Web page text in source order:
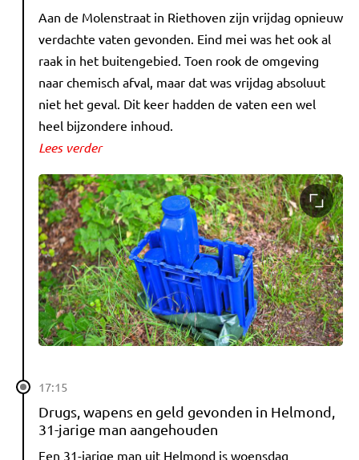
Aan de Molenstraat in Riethoven zijn vrijdag opnieuw
verdachte vaten gevonden. Eind mei was het ook al
raak in het buitengebied. Toen rook de omgeving
naar chemisch afval, maar dat was vrijdag absoluut
niet het geval. Dit keer hadden de vaten een wel
heel bijzondere inhoud.
Lees verder
17:15
Drugs, wapens en geld gevonden in Helmond,
31-jarige man aangehouden
Een 31-jarige man uit Helmond is woensdag